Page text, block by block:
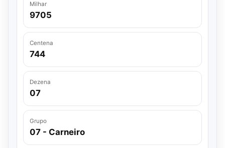
Milhar
9705
Centena
744
Dezena
07
Grupo
07 - Carneiro